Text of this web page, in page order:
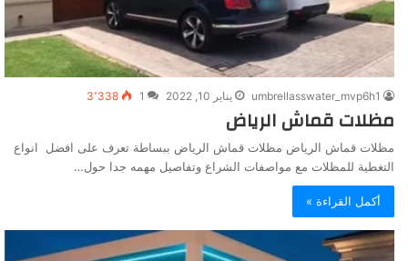
umbrellasswater_mvp6h1 يناير 10, 2022 1 3٬338
مظلات قماش الرياض
مظلات قماش الرياض مظلات قماش الرياض ببساطة تعرف على افضل انواع
التغطية للمظلات مع مواصفات الشراع وتفاصيل مهمه جدا حول…
أكمل القراءة »